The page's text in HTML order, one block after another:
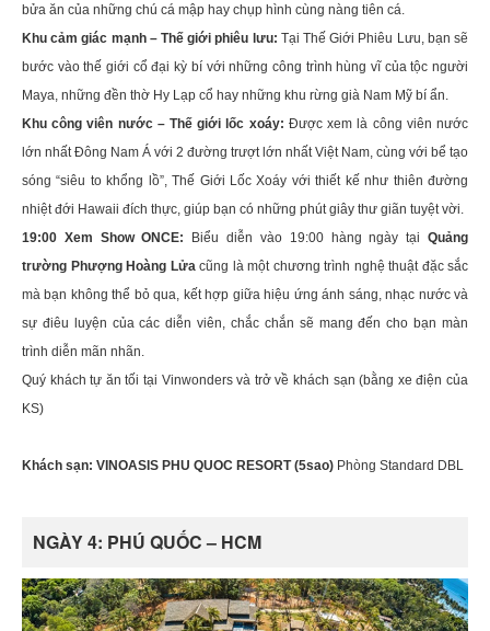
bửa ăn của những chú cá mập hay chụp hình cùng nàng tiên cá.
Khu cảm giác mạnh – Thế giới phiêu lưu: Tại Thế Giới Phiêu Lưu, bạn sẽ
bước vào thế giới cổ đại kỳ bí với những công trình hùng vĩ của tộc người
Maya, những đền thờ Hy Lạp cổ hay những khu rừng già Nam Mỹ bí ẩn.
Khu công viên nước – Thế giới lốc xoáy: Được xem là công viên nước
lớn nhất Đông Nam Á với 2 đường trượt lớn nhất Việt Nam, cùng với bể tạo
sóng “siêu to khổng lồ”, Thế Giới Lốc Xoáy với thiết kế như thiên đường
nhiệt đới Hawaii đích thực, giúp bạn có những phút giây thư giãn tuyệt vời.
19:00 Xem Show ONCE: Biểu diễn vào 19:00 hàng ngày tạiQuảng
trường Phượng Hoàng Lửa cũng là một chương trình nghệ thuật đặc sắc
mà bạn không thể bỏ qua, kết hợp giữa hiệu ứng ánh sáng, nhạc nước và
sự điêu luyện của các diễn viên, chắc chắn sẽ mang đến cho bạn màn
trình diễn mãn nhãn.
Quý khách tự ăn tối tại Vinwonders và trở về khách sạn (bằng xe điện của
KS)
Khách sạn: VINOASIS PHU QUOC RESORT (5sao) Phòng Standard DBL
NGÀY 4: PHÚ QUỐC – HCM